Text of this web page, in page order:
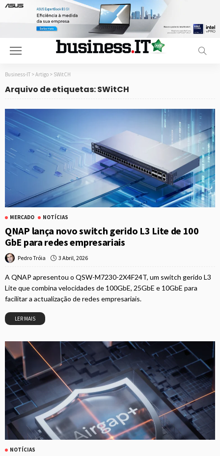
Business-IT > Artigo > SWitCH
Arquivo de etiquetas: SWitCH
MERCADO NOTÍCIAS
QNAP lança novo switch gerido L3 Lite de 100
GbE para redes empresariais
Pedro Tróia 3 Abril, 2026
A QNAP apresentou o QSW-M7230-2X4F24T, um switch gerido L3
Lite que combina velocidades de 100GbE, 25GbE e 10GbE para
facilitar a actualização de redes empresariais.
LER MAIS
NOTÍCIAS